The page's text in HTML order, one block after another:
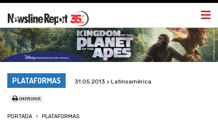
PLATAFORMAS 31.05.2013 > Latinoamérica
IMPRIMIR
PORTADA PLATAFORMAS